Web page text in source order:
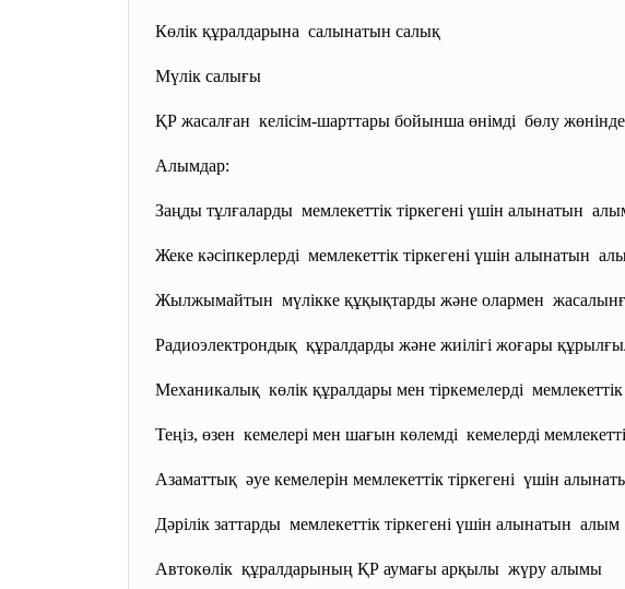
Көлік құралдарына салынатын салық
Мүлік салығы
ҚР жасалған келісім-шарттары бойынша өнімді бөлу
Алымдар:
Заңды тұлғаларды мемлекеттік тіркегені үшін алынатын
Жеке кәсіпкерлерді мемлекеттік тіркегені үшін алынатын
Жылжымайтын мүлікке құқықтарды және олармен
Радиоэлектрондық құралдарды және жиілігі жоғары
Механикалық көлік құралдары мен тіркемелерді
Теңіз, өзен кемелері мен шағын көлемді кемелерді
Азаматтық әуе кемелерін мемлекеттік тіркегені үшін
Дәрілік заттарды мемлекеттік тіркегені үшін алынатын алым
Автокөлік құралдарының ҚР аумағы арқылы жүру алымы